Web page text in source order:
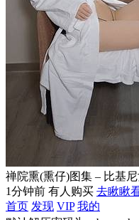
禅院熏(熏仔)图集 – 比基
1分钟前 有人购买 去瞅瞅
首页 发现 VIP 我的